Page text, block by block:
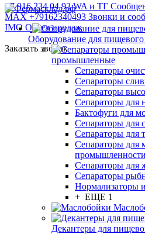
+7 916 234 04 93 WA и ТГ
MAX +79162340493 Звонки и
IMO Отдел продаж
Заказать звонок
Оборудование для пищевого
промышленные
Сепараторы
Сепараторы
Сепараторы
Сепараторы для
Бактофуги для
Сепараторы для
Сепараторы для
Сепараторы для
промышленности
Сепараторы для
Сепараторы
Нормализаторы
+ ЕЩЕ 1
Декантеры для